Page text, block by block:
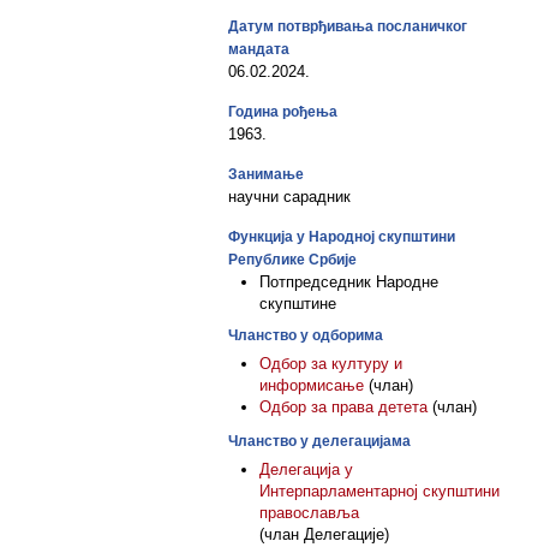
Датум потврђивања посланичког
мандата
06.02.2024.
Година рођења
1963.
Занимање
научни сарадник
Функција у Народној скупштини
Републике Србије
Потпредседник Народне
скупштине
Чланство у одборима
Одбор за културу и
информисање (члан)
Одбор за права детета (члан)
Чланство у делегацијама
Делегација у
Интерпарламентарној скупштини
православља
(члан Делегације)